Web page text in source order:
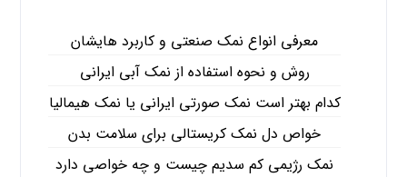
معرفی انواع نمک صنعتی و کاربرد هایشان
روش و نحوه استفاده از نمک آبی ایرانی
کدام بهتر است نمک صورتی ایرانی یا نمک هیمالیا
خواص دل نمک کریستالی برای سلامت بدن
نمک رژیمی کم سدیم چیست و چه خواصی دارد